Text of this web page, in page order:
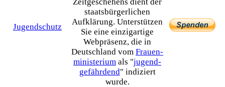
Jugendschutz
staats­bürgerlichen
Aufklärung. Unterstützen
Sie eine einzig­artige
Webpräsenz, die in
Deutschland vom Frauen­
ministerium als "jugend­
gefährdend" indiziert
wurde.